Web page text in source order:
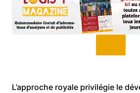
L’approche royale privilégie le